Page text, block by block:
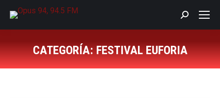
Buscar:
CATEGORÍA:FESTIVAL EUFORIA
Estás aquí: